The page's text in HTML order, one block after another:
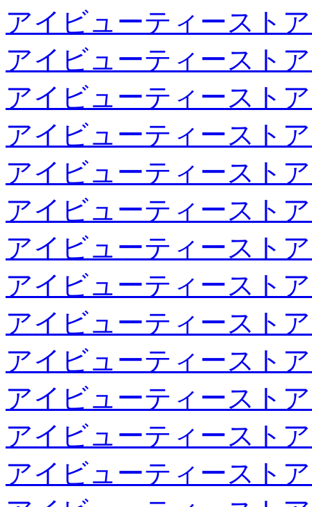
アイビューティースト
アイビューティースト
アイビューティースト
アイビューティースト
アイビューティースト
アイビューティースト
アイビューティースト
アイビューティースト
アイビューティースト
アイビューティースト
アイビューティースト
アイビューティースト
アイビューティースト